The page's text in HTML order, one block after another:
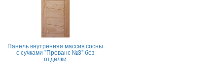
Панель внутренняя массив сосны
с сучками "Прованс №3" без
отделки